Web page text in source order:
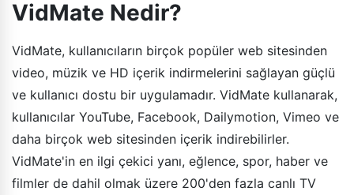
VidMate Nedir?
VidMate, kullanıcıların birçok popüler web sitesinden
video, müzik ve HD içerik indirmelerini sağlayan güçlü
ve kullanıcı dostu bir uygulamadır. VidMate kullanarak,
kullanıcılar YouTube, Facebook, Dailymotion, Vimeo ve
daha birçok web sitesinden içerik indirebilirler.
VidMate'in en ilgi çekici yanı, eğlence, spor, haber ve
filmler de dahil olmak üzere 200'den fazla canlı TV